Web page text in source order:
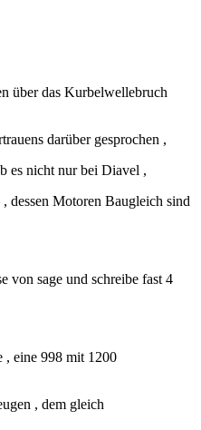
über das Kurbelwellebruch
darüber gesprochen ,
es nicht nur bei Diavel ,
dessen Motoren Baugleich sind
von sage und schreibe fast 4
, eine 998 mit 1200
, dem gleich